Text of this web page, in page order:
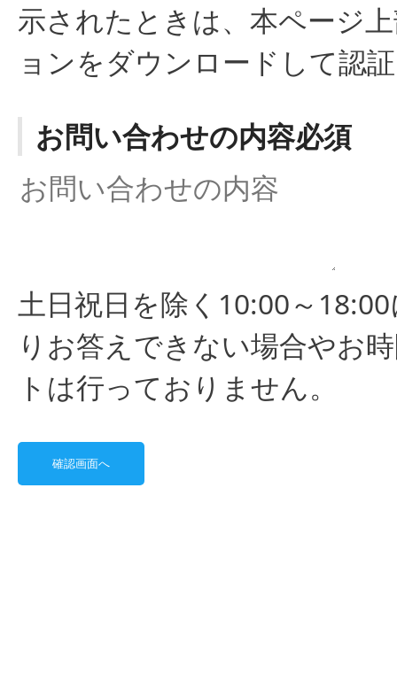
示されたときは、本ページ
ョンをダウンロードして認
お問い合わせの内容必須
土日祝日を除く10:00～
りお答えできない場合やお
トは行っておりません。
確認画面へ